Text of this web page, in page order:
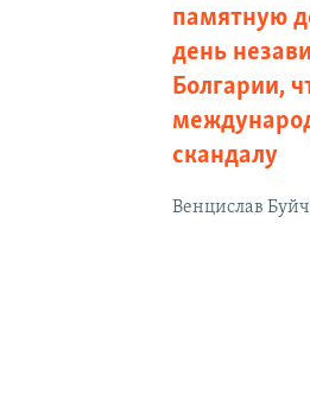
памятную
день
Болгарии,
скандалу
Венцислав